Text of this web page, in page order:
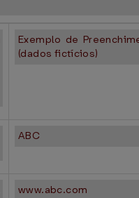
Exemplo de
(dados fictícios)
ABC
www.abc.com